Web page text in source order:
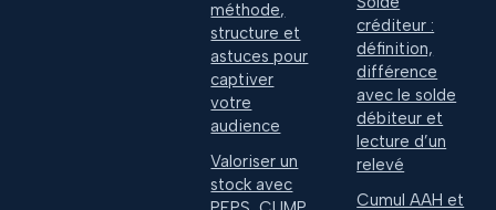
méthode,
structure et
astuces pour
captiver
votre
audience
Valoriser un
stock avec
créditeur :
définition,
différence
avec le solde
débiteur et
lecture d’un
relevé
Cumul AAH et